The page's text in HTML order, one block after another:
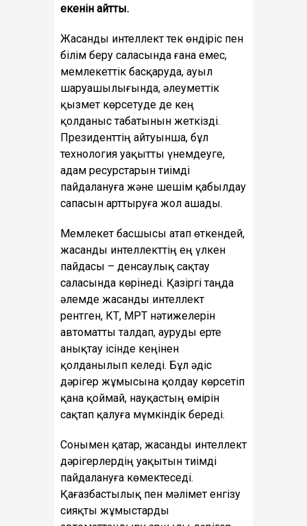
екенін айтты.
Жасанды интеллект тек өндіріс пен
білім беру саласында ғана емес,
мемлекеттік басқаруда, ауыл
шаруашылығында, әлеуметтік
қызмет көрсетуде де кең
қолданыс табатынын жеткізді.
Президенттің айтуынша, бұл
технология уақытты үнемдеуге,
адам ресурстарын тиімді
пайдалануға және шешім қабылдау
сапасын арттыруға жол ашады.
Мемлекет басшысы атап өткендей,
жасанды интеллекттің ең үлкен
пайдасы – денсаулық сақтау
саласында көрінеді. Қазіргі таңда
әлемде жасанды интеллект
рентген, КТ, МРТ нәтижелерін
автоматты талдап, ауруды ерте
анықтау ісінде кеңінен
қолданылып келеді. Бұл әдіс
дәрігер жұмысына қолдау көрсетіп
қана қоймай, науқастың өмірін
сақтап қалуға мүмкіндік береді.
Сонымен қатар, жасанды интеллект
дәрігерлердің уақытын тиімді
пайдалануға көмектеседі.
Қағазбастылық пен мәлімет енгізу
сияқты жұмыстарды